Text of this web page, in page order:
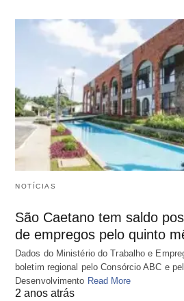
NOTÍCIAS
São Caetano tem saldo
de empregos pelo quinto
Dados do Ministério do Trabalho e
boletim regional pelo Consórcio ABC e
Desenvolvimento Read More
2 anos atrás